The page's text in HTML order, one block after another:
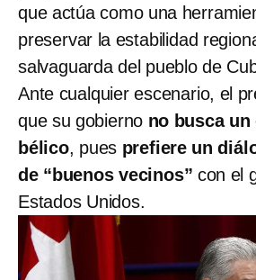
que actúa como una
preservar la estabilidad
salvaguarda del pueblo de
Ante cualquier escenario, el
que su gobierno no busca un
bélico, pues prefiere un
de “buenos vecinos” con el
Estados Unidos.